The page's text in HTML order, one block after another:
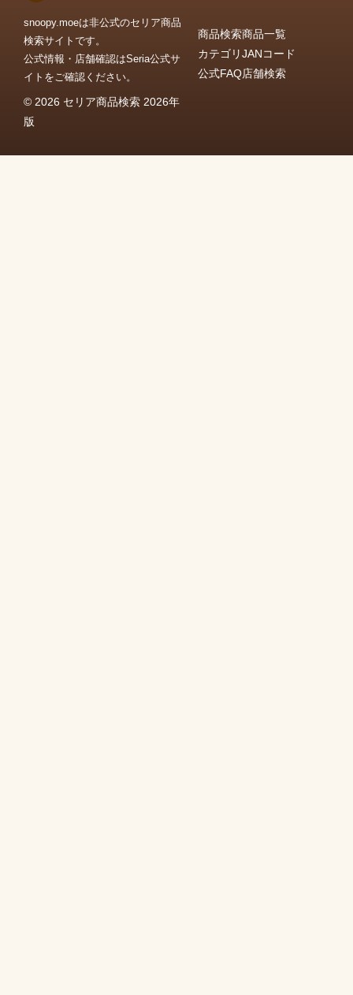
snoopy.moeは非公式のセリア商品
検索サイトです。
公式情報・店舗確認はSeria公式サ
イトをご確認ください。
© 2026 セリア商品検索 2026年
版
商品検索商品一覧
カテゴリJANコード
公式FAQ店舗検索